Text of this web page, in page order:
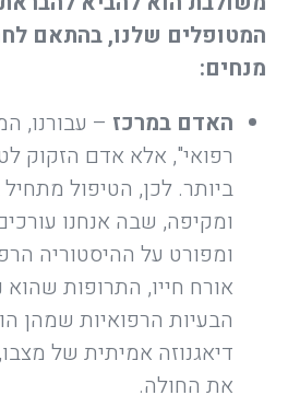
המטופלים שלנו, בהתאם
מנחים:
האדם במרכז – עבורנו,
רפואי", אלא אדם הזקוק
ביותר. לכן, הטיפול
ומקיפה, שבה אנחנו
ומפורט על ההיסטוריה
אורח חייו, התרופות
הבעיות הרפואיות שמהן
דיאגנוזה אמיתית של
את החולה.